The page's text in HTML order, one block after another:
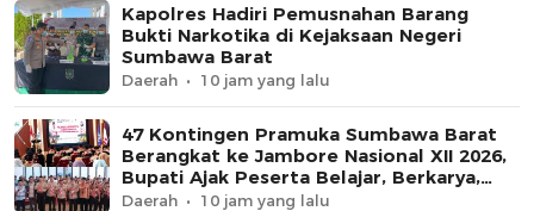
Kapolres Hadiri Pemusnahan Barang
Bukti Narkotika di Kejaksaan Negeri
Sumbawa Barat
Daerah 10 jam yang lalu
47 Kontingen Pramuka Sumbawa Barat
Berangkat ke Jambore Nasional XII 2026,
Bupati Ajak Peserta Belajar, Berkarya,
dan Harumkan Nama Daerah
Daerah 10 jam yang lalu